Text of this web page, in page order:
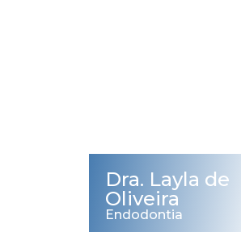
Dra. Layla de
Oliveira
Endodontia